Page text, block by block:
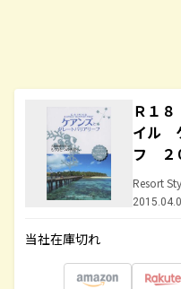
Ｒ１
イル
フ ２
Resort
当社在庫切れ